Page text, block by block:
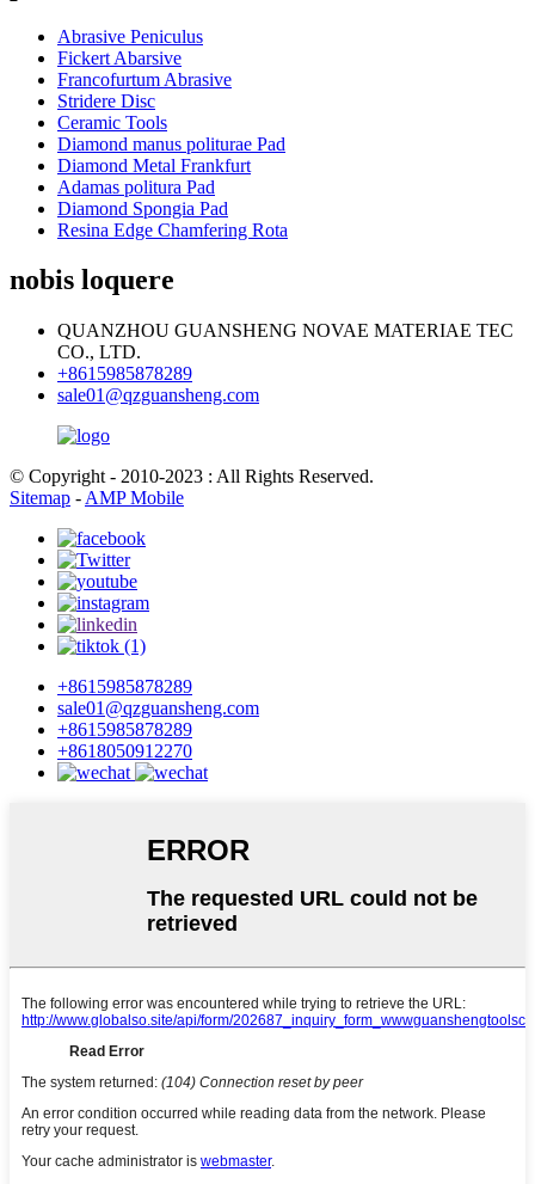
Abrasive Peniculus
Fickert Abarsive
Francofurtum Abrasive
Stridere Disc
Ceramic Tools
Diamond manus politurae Pad
Diamond Metal Frankfurt
Adamas politura Pad
Diamond Spongia Pad
Resina Edge Chamfering Rota
nobis loquere
QUANZHOU GUANSHENG NOVAE MATERIAE TEC
CO., LTD.
+8615985878289
sale01@qzguansheng.com
© Copyright - 2010-2023 : All Rights Reserved.
Sitemap - AMP Mobile
+8615985878289
sale01@qzguansheng.com
+8615985878289
+8618050912270